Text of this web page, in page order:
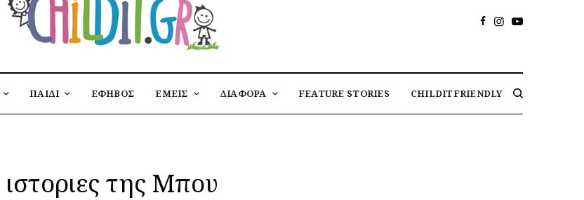
ΠΑΙΔΙ ΕΦΗΒΟΣ ΕΜΕΙΣ ΔΙΑΦΟΡΑ FEATURE STORIES CHILDITFRIENDLY
ιστοριες της Μπου